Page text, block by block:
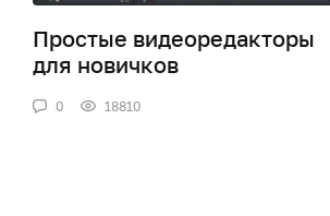
Простые видеоредакторы
для новичков
0 18810